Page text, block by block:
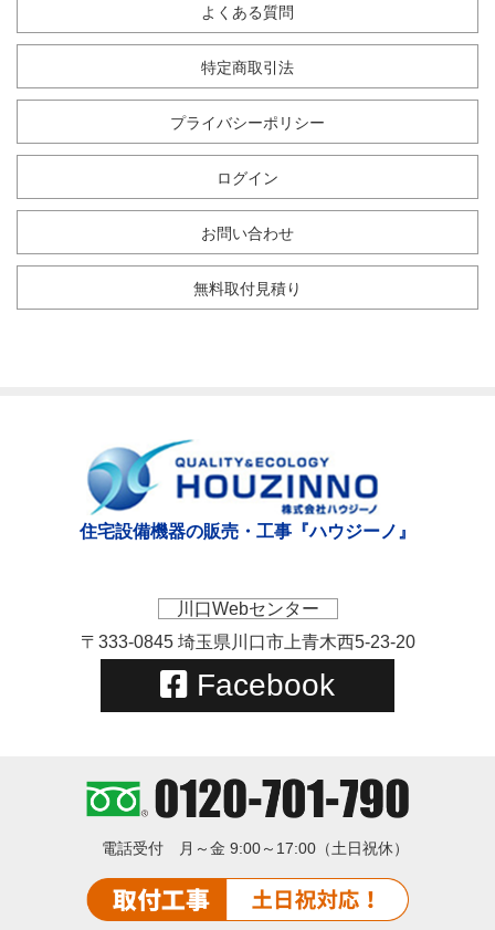
よくある質問
特定商取引法
プライバシーポリシー
ログイン
お問い合わせ
無料取付見積り
住宅設備機器の販売・工事『ハウジーノ』
川口Webセンター
〒333-0845 埼玉県川口市上青木西5-23-20
Facebook
電話受付 月～金 9:00～17:00（土日祝休）